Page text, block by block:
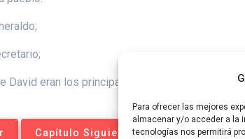
Para ofrecer las mejores
almacenar y/o acceder a la
tecnologías nos permitirá
eran los principales al lado del rey.
Capítulo Siguiente